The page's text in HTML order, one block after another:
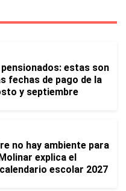
estas son
fechas de pago de la
y septiembre
no hay ambiente para
explica el
escolar 2027